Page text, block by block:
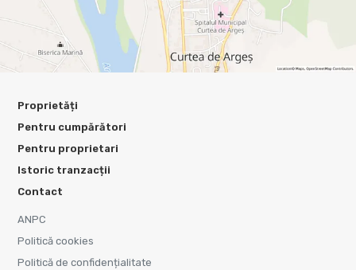
Proprietăți
Pentru cumpărători
Pentru proprietari
Istoric tranzacții
Contact
ANPC
Politică cookies
Politică de confidențialitate